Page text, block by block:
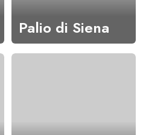
Palio di Siena